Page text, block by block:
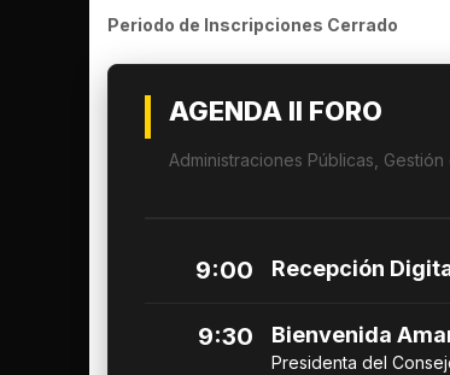
Periodo de Inscripciones Cerrado
AGENDA II FORO
Administraciones Públicas,
9:00 Recepción
9:30 Bienvenida
Presidenta del